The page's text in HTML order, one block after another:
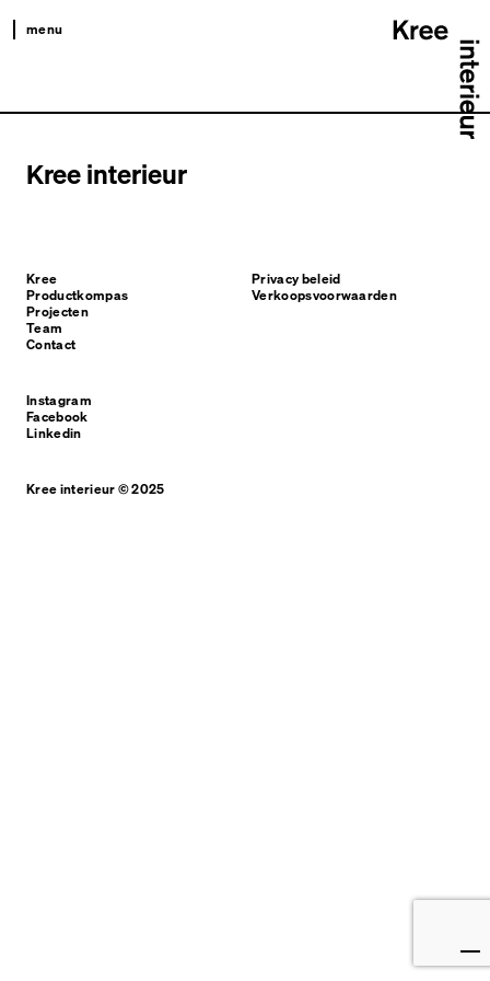
menu
productkompas
Kree interieur
Kree
Productkompas
Projecten
Team
Contact
Privacy beleid
Verkoopsvoorwaarden
Instagram
Facebook
Linkedin
Kree interieur © 2025